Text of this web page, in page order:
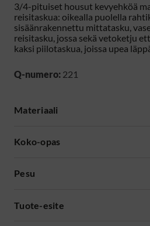
3/4-pituiset housut kevyehköä
reisitaskua: oikealla puolella
sisäänrakennettu mittatasku,
reisitasku, jossa sekä vetoketju
kaksi piilotaskua, joissa upea
Q-numero: 221
Materiaali
Koko-opas
Pesu
Tuote-esite